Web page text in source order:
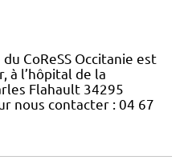
CoReSS Occitanie est
à l’hôpital de la
Flahault 34295
nous contacter : 04 67